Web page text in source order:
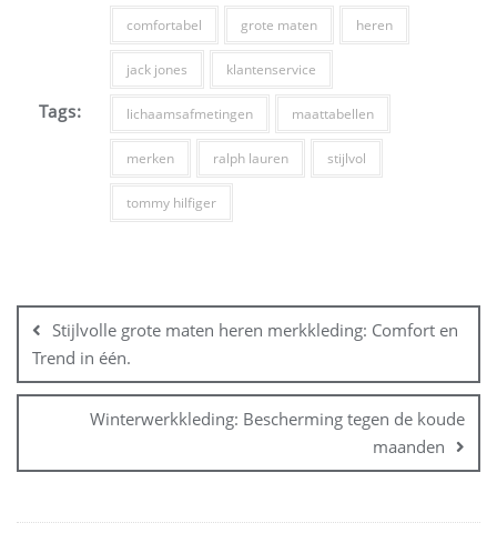
Tags:
comfortabel grote maten heren
jack jones klantenservice
lichaamsafmetingen maattabellen
merken ralph lauren stijlvol
tommy hilfiger
navigatie
Stijlvolle grote maten heren merkkleding: Comfort en
Trend in één.
Winterwerkkleding: Bescherming tegen de koude
maanden